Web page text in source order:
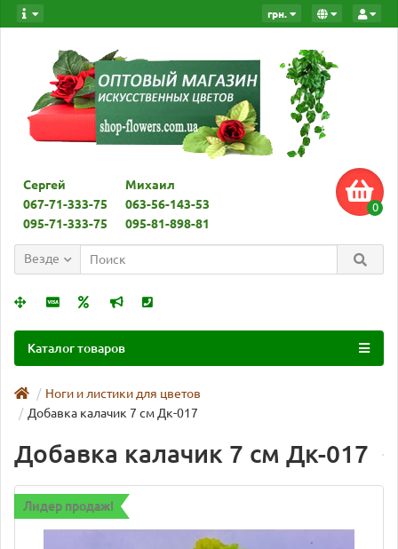
грн.
Сергей
067-71-333-75
095-71-333-75
Михаил
063-56-143-53
095-81-898-81
0
Везде
Каталог товаров
Ноги и листики для цветов
Добавка калачик 7 см Дк-017
Добавка калачик 7 см Дк-017
Лидер продаж!